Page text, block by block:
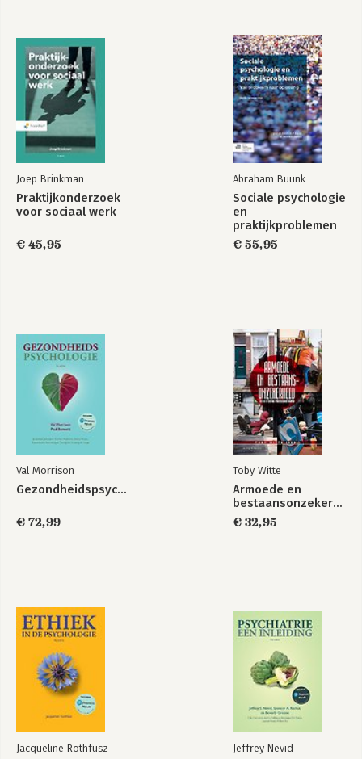
Joep Brinkman
Praktijkonderzoek
voor sociaal werk
€ 45,95
Abraham Buunk
Sociale psychologie
en
praktijkproblemen
€ 55,95
Val Morrison
Gezondheidspsychologie
€ 72,99
Toby Witte
Armoede en
bestaansonzekerheid
€ 32,95
Jacqueline Rothfusz Jeffrey Nevid